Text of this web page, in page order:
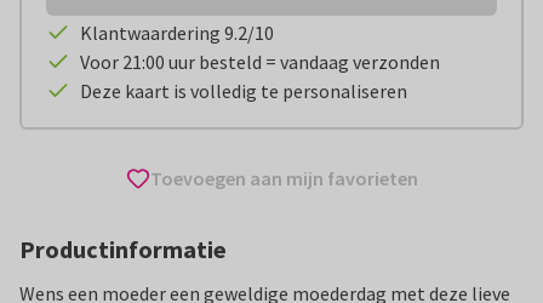
Klantwaardering 9.2/10
Voor 21:00 uur besteld = vandaag verzonden
Deze kaart is volledig te personaliseren
Toevoegen aan mijn favorieten
Productinformatie
Wens een moeder een geweldige moederdag met deze lieve